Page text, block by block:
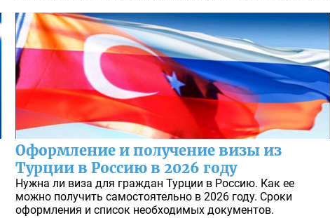
Оформление и получение визы из
Турции в Россию в 2026 году
Нужна ли виза для граждан Турции в Россию. Как ее
можно получить самостоятельно в 2026 году. Сроки
оформления и список необходимых документов.